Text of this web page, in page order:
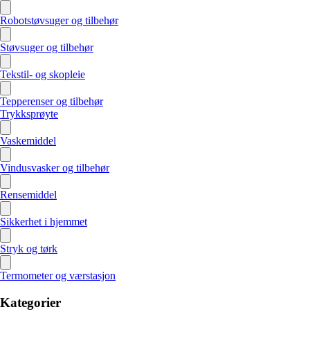
Robotstøvsuger og tilbehør
Støvsuger og tilbehør
Tekstil- og skopleie
Tepperenser og tilbehør
Trykksprøyte
Vaskemiddel
Vindusvasker og tilbehør
Rensemiddel
Sikkerhet i hjemmet
Stryk og tørk
Termometer og værstasjon
Kategorier